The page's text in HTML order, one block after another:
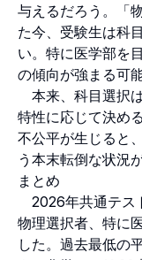
与えるだろう。「
た今、受験生は科
い。特に医学部を
の傾向が強まる可
本来、科目選択
特性に応じて決め
不公平が生じると
う本末転倒な状況
まとめ
2026年共通テス
物理選択者、特に
した。過去最低の